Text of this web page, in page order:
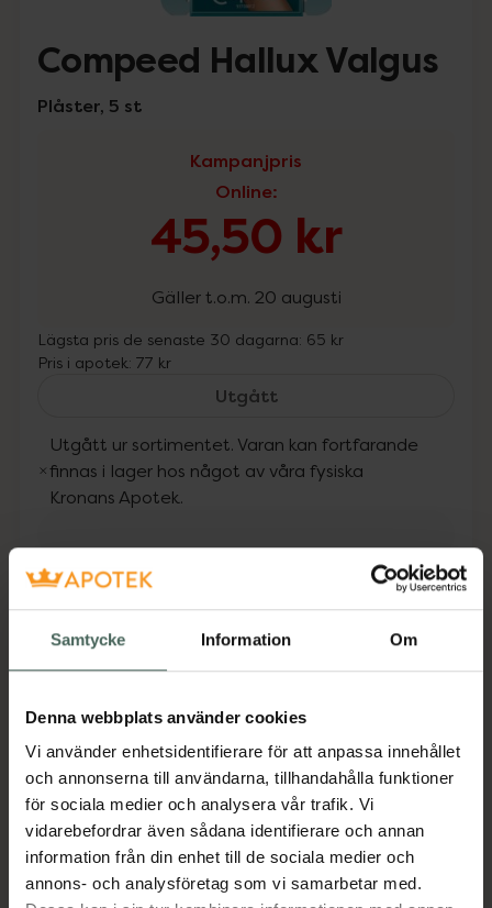
Samtycke Information Om
Denna webbplats använder cookies
Vi använder enhetsidentifierare för att anpassa innehållet
och annonserna till användarna, tillhandahålla funktioner
för sociala medier och analysera vår trafik. Vi
vidarebefordrar även sådana identifierare och annan
information från din enhet till de sociala medier och
annons- och analysföretag som vi samarbetar med.
Compeed Hallux Valgus
Plåster, 5 st
Kampanjpris
Online:
45,50 kr
Gäller t.o.m. 20 augusti
Lägsta pris de senaste 30 dagarna: 65 kr
Pris i apotek: 77 kr
UtgåttCompeed Hallux
Utgått ur sortimentet. Varan kan fortfarande
finnas i lager hos något av våra fysiska
Kronans Apotek.
Fler produkter från Utgått
Beskrivning Dölj
Medicinteknisk produkt.
Tillverkaren garanterar genom
CE-märkning att produkten är
säker att använda och uppfyller
gällande krav.
Compeed® Hallux Valgus ger en omedelbar